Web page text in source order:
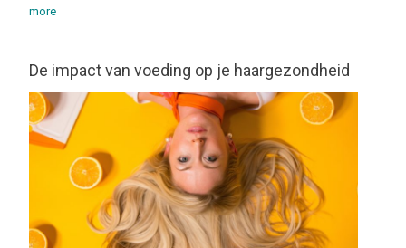
more
De impact van voeding op je haargezondheid